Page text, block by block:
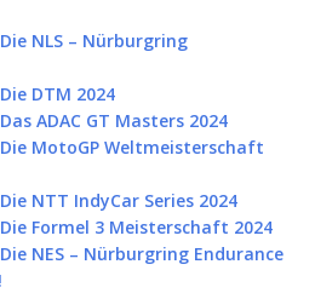
NLS – Nürburgring
DTM 2024
ADAC GT Masters 2024
Die MotoGP Weltmeisterschaft
NTT IndyCar Series 2024
Die Formel 3 Meisterschaft 2024
NES – Nürburgring Endurance